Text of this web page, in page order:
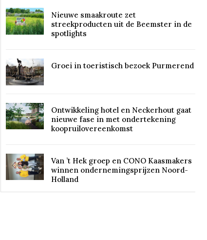
Nieuwe smaakroute zet
streekproducten uit de Beemster in de
spotlights
Groei in toeristisch bezoek Purmerend
Ontwikkeling hotel en Neckerhout gaat
nieuwe fase in met ondertekening
koopruilovereenkomst
Van ’t Hek groep en CONO Kaasmakers
winnen ondernemingsprijzen Noord-
Holland